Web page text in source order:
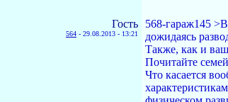
Гость
564 - 29.08.2013 - 13:21
568-гараж145
дожидаясь
Также, как и
Почитайте
Что касается